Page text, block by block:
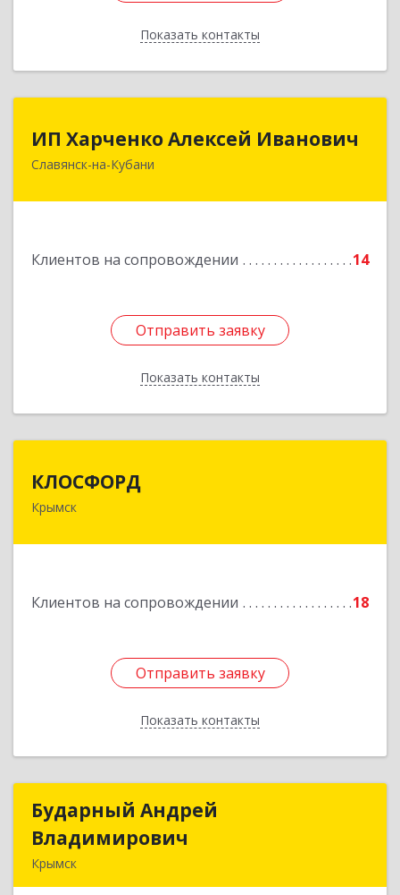
Показать контакты
Назад
ИП Харченко Алексей Иванович
Славянск-на-Кубани
Клиентов на сопровождении 14
Отправить заявку
Показать контакты
ИП Харченко Алексей Иванович
353 579, Краснодарский край, ст.Петровская,
Отправить заявку
Назад
КЛОСФОРД
Крымск
Клиентов на сопровождении 18
Отправить заявку
Показать контакты
353380, Краснодарский край, Крымский р-н,
Отправить заявку
Назад
Бударный Андрей
Владимирович
Крымск
Бударный Андрей